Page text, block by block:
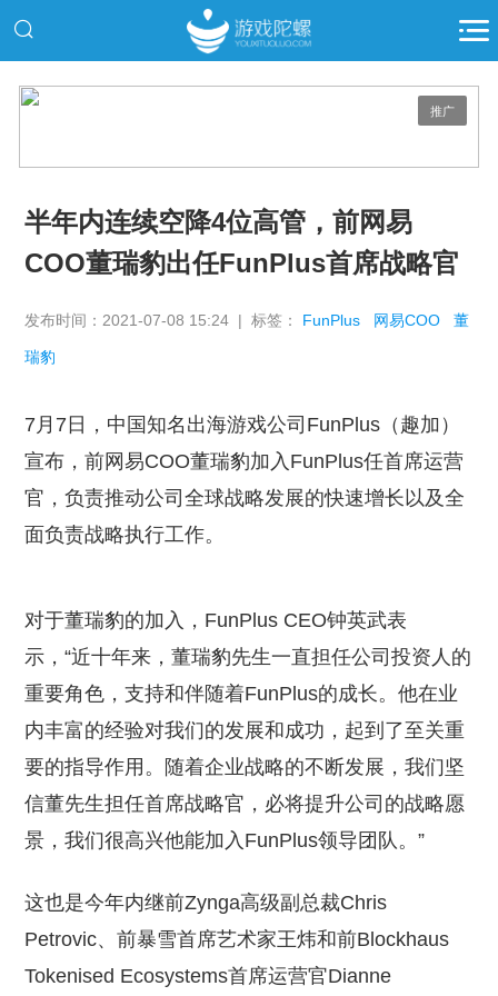
推广
半年内连续空降4位高管，前网易
COO董瑞豹出任FunPlus首席战略官
发布时间：2021-07-08 15:24 | 标签： FunPlus 网易COO 董
瑞豹
7月7日，中国知名出海游戏公司FunPlus（趣加）
宣布，前网易COO董瑞豹加入FunPlus任首席运营
官，负责推动公司全球战略发展的快速增长以及全
面负责战略执行工作。
对于董瑞豹的加入，FunPlus CEO钟英武表
示，“近十年来，董瑞豹先生一直担任公司投资人的
重要角色，支持和伴随着FunPlus的成长。他在业
内丰富的经验对我们的发展和成功，起到了至关重
要的指导作用。随着企业战略的不断发展，我们坚
信董先生担任首席战略官，必将提升公司的战略愿
景，我们很高兴他能加入FunPlus领导团队。”
这也是今年内继前Zynga高级副总裁Chris
Petrovic、前暴雪首席艺术家王炜和前Blockhaus
Tokenised Ecosystems首席运营官Dianne